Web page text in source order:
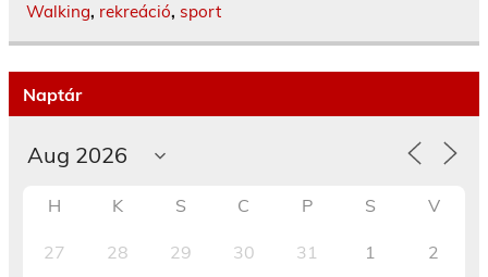
Walking, rekreáció, sport
Naptár
H K S C P S V
27 28 29 30 31 1 2